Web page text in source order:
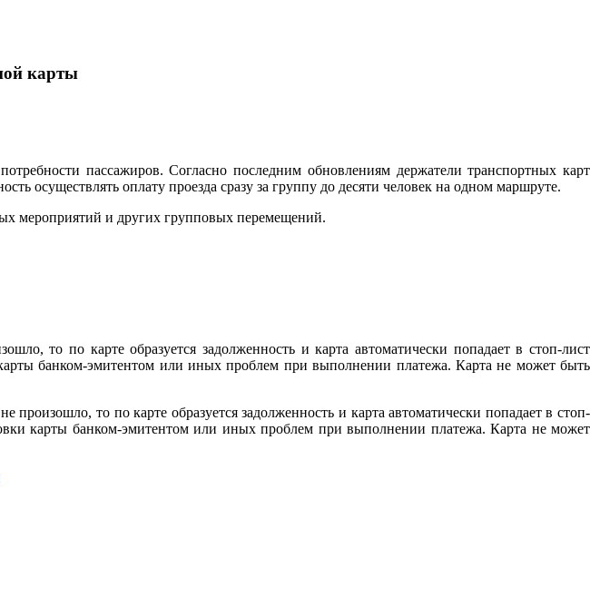
карты
пассажиров. Согласно последним обновлениям держатели транспортных карт
осуществлять оплату проезда сразу за группу до десяти человек на одном маршруте.
мероприятий и других групповых перемещений.
то по карте образуется задолженность и карта автоматически попадает в стоп-лист
банком-эмитентом или иных проблем при выполнении платежа. Карта не может быть
то по карте образуется задолженность и карта автоматически попадает в стоп-
карты банком-эмитентом или иных проблем при выполнении платежа. Карта не может